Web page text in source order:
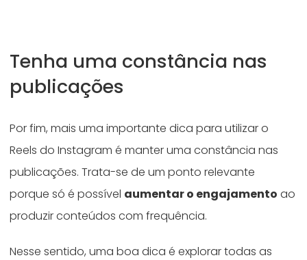
Tenha uma constância nas
publicações
Por fim, mais uma importante dica para utilizar o
Reels do Instagram é manter uma constância nas
publicações. Trata-se de um ponto relevante
porque só é possível aumentar o engajamento ao
produzir conteúdos com frequência.
Nesse sentido, uma boa dica é explorar todas as